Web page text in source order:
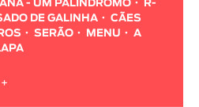
ANA - UM PALÍNDROMO
R-
DE GALINHA
CÃES
SERÃO MENU
A